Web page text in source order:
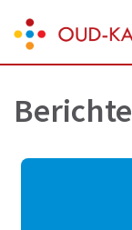
to
content
Enter)
Oud-